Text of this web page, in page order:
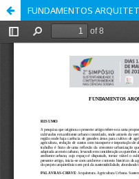
FUNDAMENTOS